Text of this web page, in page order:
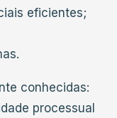
eficientes;
conhecidas:
processual